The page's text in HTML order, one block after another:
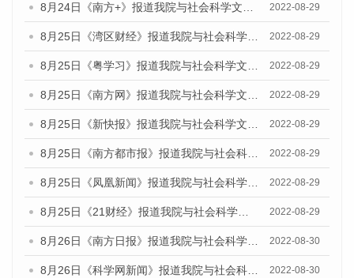
8月24日《南方+》报道我院与社会科学文献出版社联合发布《广州蓝皮书：广州城市国际化发展报告（2022）》的媒体文章 2022-08-29
8月25日《湾区财经》报道我院与社会科学文献出版社联合发布《广州蓝皮书：广州城市国际化发展报告（2022）》的媒体文章 2022-08-29
8月25日《粤学习》报道我院与社会科学文献出版社联合发布《广州蓝皮书：广州城市国际化发展报告（2022）》的媒体文章 2022-08-29
8月25日《南方网》报道我院与社会科学文献出版社联合发布《广州蓝皮书：广州城市国际化发展报告（2022）》的媒体文章 2022-08-29
8月25日《新快报》报道我院与社会科学文献出版社联合发布《广州蓝皮书：广州城市国际化发展报告（2022）》的媒体文章 2022-08-29
8月25日《南方都市报》报道我院与社会科学文献出版社联合发布《广州蓝皮书：广州城市国际化发展报告（2022）》的媒体文章 2022-08-29
8月25日《凤凰新闻》报道我院与社会科学文献出版社联合发布《广州蓝皮书：广州城市国际化发展报告（2022）》的媒体文章 2022-08-29
8月25日《21财经》报道我院与社会科学文献出版社联合发布《广州蓝皮书：广州城市国际化发展报告（2022）》的媒体文章 2022-08-29
8月26日《南方日报》报道我院与社会科学文献出版社联合发布《广州蓝皮书：广州城市国际化发展报告（2022）》的媒体文章 2022-08-30
8月26日《科学网新闻》报道我院与社会科学文献出版社联合发布《广州蓝皮书：广州城市国际化发展报告（2022）》的媒体文章 2022-08-30